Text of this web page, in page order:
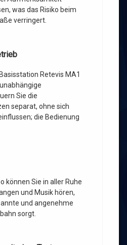
was das Risiko beim
verringert.
Retevis MA1
Sie die
separat, ohne sich
die Bedienung
können Sie in aller Ruhe
und Musik hören,
und angenehme
sorgt.